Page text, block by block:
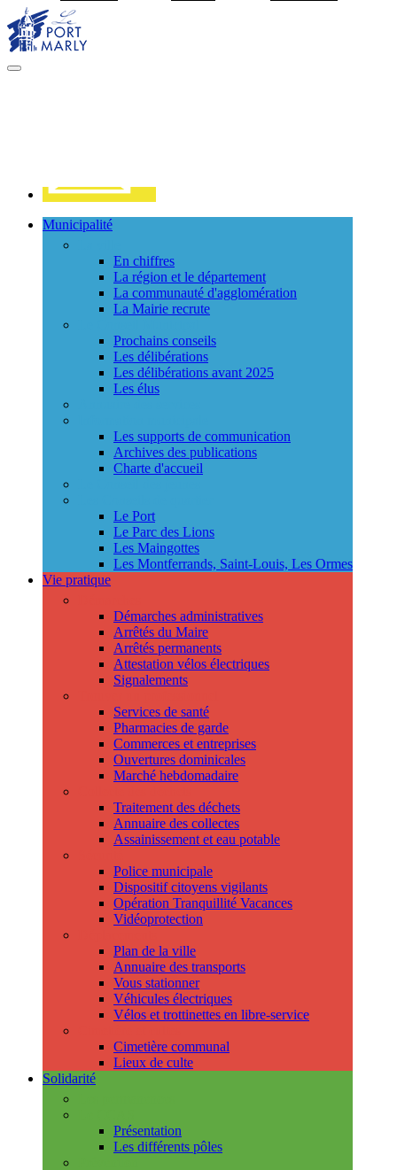
MENU
Municipalité
En chiffres
La région et le département
La communauté d'agglomération
La Mairie recrute
Prochains conseils
Les délibérations
Les délibérations avant 2025
Les élus
Les supports de communication
Archives des publications
Charte d'accueil
Le Port
Le Parc des Lions
Les Maingottes
Les Montferrands, Saint-Louis, Les Ormes
Vie pratique
Démarches administratives
Arrêtés du Maire
Arrêtés permanents
Attestation vélos électriques
Signalements
Services de santé
Pharmacies de garde
Commerces et entreprises
Ouvertures dominicales
Marché hebdomadaire
Traitement des déchets
Annuaire des collectes
Assainissement et eau potable
Police municipale
Dispositif citoyens vigilants
Opération Tranquillité Vacances
Vidéoprotection
Plan de la ville
Annuaire des transports
Vous stationner
Véhicules électriques
Vélos et trottinettes en libre-service
Cimetière communal
Lieux de culte
Solidarité
Présentation
Les différents pôles